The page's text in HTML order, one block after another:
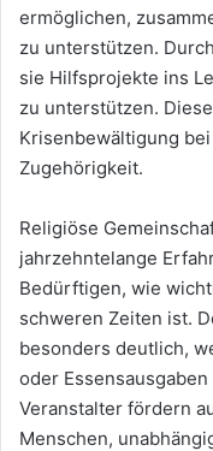
ermöglichen,
zu unterstützen.
sie Hilfsprojekte ins
zu unterstützen.
Krisenbewältigung
Zugehörigkeit.
Religiöse
jahrzehntelange
Bedürftigen, wie
schweren Zeiten ist.
besonders deutlich,
oder
Veranstalter fördern
Menschen,